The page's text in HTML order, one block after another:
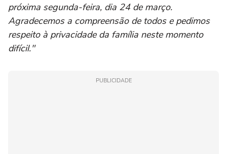
próxima segunda-feira, dia 24 de março.
Agradecemos a compreensão de todos e pedimos
respeito à privacidade da família neste momento
difícil."
PUBLICIDADE